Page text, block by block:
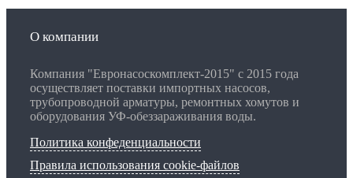
О компании
Компания "Евронасоскомплект-2015" с 2015 года
осуществляет поставки импортных насосов,
трубопроводной арматуры, ремонтных хомутов и
оборудования УФ-обеззараживания воды.
Политика конфеденциальности
Правила использования cookie-файлов